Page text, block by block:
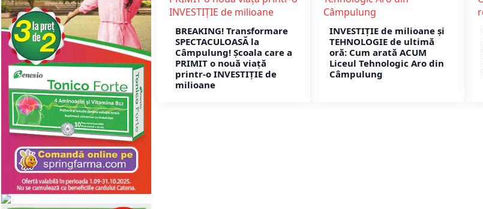
BREAKING! Transformare
SPECTACULOASĂ la
Câmpulung! Școala care a
PRIMIT o nouă viață
printr-o INVESTIȚIE de
milioane
INVESTIȚIE de milioane și
TEHNOLOGIE de ultimă
oră: Cum arată ACUM
Liceul Tehnologic Aro din
Câmpulung